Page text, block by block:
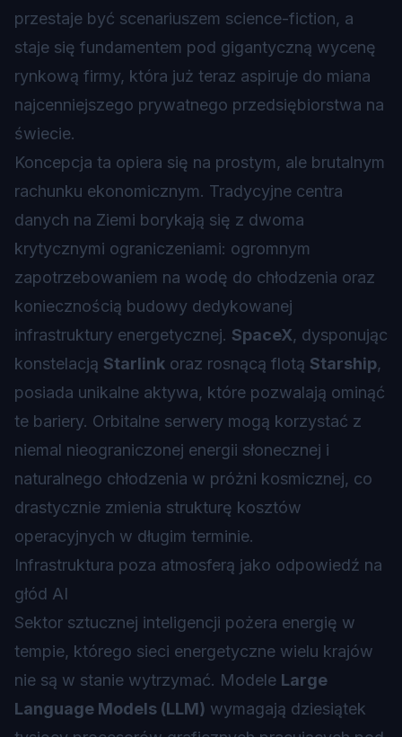
przestaje być scenariuszem science-fiction, a
staje się fundamentem pod gigantyczną wycenę
rynkową firmy, która już teraz aspiruje do miana
najcenniejszego prywatnego przedsiębiorstwa na
świecie.
Koncepcja ta opiera się na prostym, ale brutalnym
rachunku ekonomicznym. Tradycyjne centra
danych na Ziemi borykają się z dwoma
krytycznymi ograniczeniami: ogromnym
zapotrzebowaniem na wodę do chłodzenia oraz
koniecznością budowy dedykowanej
infrastruktury energetycznej. SpaceX, dysponując
konstelacją Starlink oraz rosnącą flotą Starship,
posiada unikalne aktywa, które pozwalają ominąć
te bariery. Orbitalne serwery mogą korzystać z
niemal nieograniczonej energii słonecznej i
naturalnego chłodzenia w próżni kosmicznej, co
drastycznie zmienia strukturę kosztów
operacyjnych w długim terminie.
Infrastruktura poza atmosferą jako odpowiedź na
głód AI
Sektor sztucznej inteligencji pożera energię w
tempie, którego sieci energetyczne wielu krajów
nie są w stanie wytrzymać. Modele Large
Language Models (LLM) wymagają dziesiątek